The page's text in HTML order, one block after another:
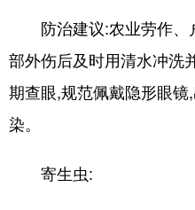
防治建议:农业劳作、
部外伤后及时用清水冲洗
期查眼,规范佩戴隐形眼
染。
寄生虫: